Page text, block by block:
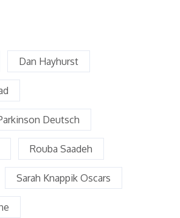
Dan Hayhurst
Deutsch
Rouba Saadeh
Sarah Knappik Oscars